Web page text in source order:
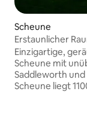
Scheune
Erstaunlicher
erstaunlichen Ort
Einzigartige,
Scheune mit
Saddleworth und
Scheune liegt